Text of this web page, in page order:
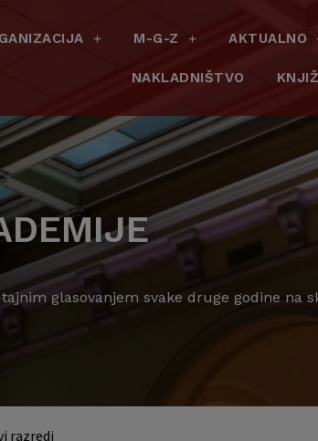
M-G-Z AKTUALNO
NAKLADNIŠTVO
glasovanjem svake druge godine na